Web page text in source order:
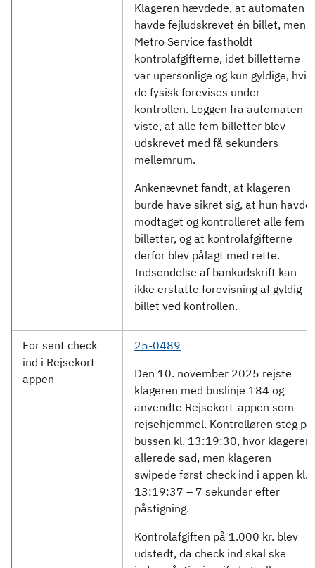
Klageren hævdede, at automaten
havde fejludskrevet én billet, men
Metro Service fastholdt
kontrolafgifterne, idet billetterne
var upersonlige og kun gyldige, hvis
de fysisk forevises under
kontrollen. Loggen fra automaten
viste, at alle fem billetter blev
udskrevet med få sekunders
mellemrum.
Ankenævnet fandt, at klageren
burde have sikret sig, at hun havde
modtaget og kontrolleret alle fem
billetter, og at kontrolafgifterne
derfor blev pålagt med rette.
Indsendelse af bankudskrift kan
ikke erstatte forevisning af gyldig
billet ved kontrollen.
For sent check
ind i Rejsekort-
appen
25-0489
Den 10. november 2025 rejste
klageren med buslinje 184 og
anvendte Rejsekort-appen som
rejsehjemmel. Kontrolløren steg på
bussen kl. 13:19:30, hvor klageren
allerede sad, men klageren
swipede først check ind i appen kl.
13:19:37 – 7 sekunder efter
påstigning.
Kontrolafgiften på 1.000 kr. blev
udstedt, da check ind skal ske